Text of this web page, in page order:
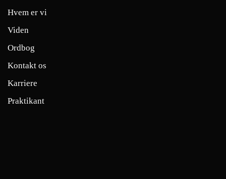
Hvem er vi
Viden
Ordbog
Kontakt os
Karriere
Praktikant